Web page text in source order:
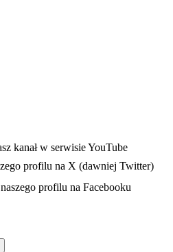
karcie
w nowej karcie
kanał w serwisie YouTube
profilu na X (dawniej Twitter)
w nowej karcieprofilu na Facebooku